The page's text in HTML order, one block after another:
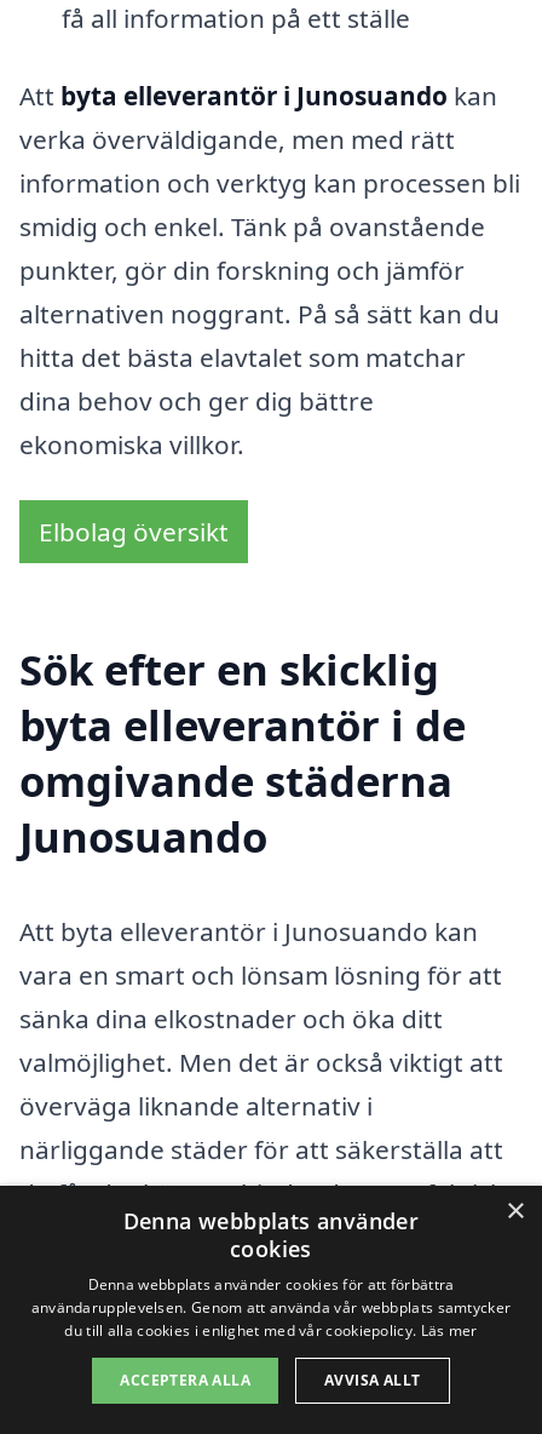
få all information på ett ställe
Att byta elleverantör i Junosuando kan
verka överväldigande, men med rätt
information och verktyg kan processen bli
smidig och enkel. Tänk på ovanstående
punkter, gör din forskning och jämför
alternativen noggrant. På så sätt kan du
hitta det bästa elavtalet som matchar
dina behov och ger dig bättre
ekonomiska villkor.
Elbolag översikt
Sök efter en skicklig
byta elleverantör i de
omgivande städerna
Junosuando
Att byta elleverantör i Junosuando kan
vara en smart och lönsam lösning för att
sänka dina elkostnader och öka ditt
valmöjlighet. Men det är också viktigt att
överväga liknande alternativ i
närliggande städer för att säkerställa att
du får det bästa erbjudandet. Det faktiskt
finns flera städer i din närhet som
Korpilombolo,Övertorneå,Haparanda
Luleå,Boden,KirunaochGällivare, där du
kan hitta konkurrerande elleverantörer.
Genom att jämföra alternativen från
×
Denna webbplats använder
cookies
Denna webbplats använder cookies för att förbättra
användarupplevelsen. Genom att använda vår webbplats samtycker
du till alla cookies i enlighet med vår cookiepolicy. Läs mer
ACCEPTERA ALLA AVVISA ALLT